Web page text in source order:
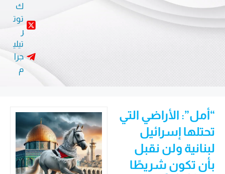
توت
ر
تيلي
جرا
“أمل”: الأراضي التي
تحتلها إسرائيل
لبنانية ولن نقبل
بأن تكون شريطًا